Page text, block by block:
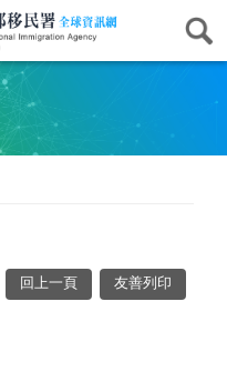
回上一頁 友善列印